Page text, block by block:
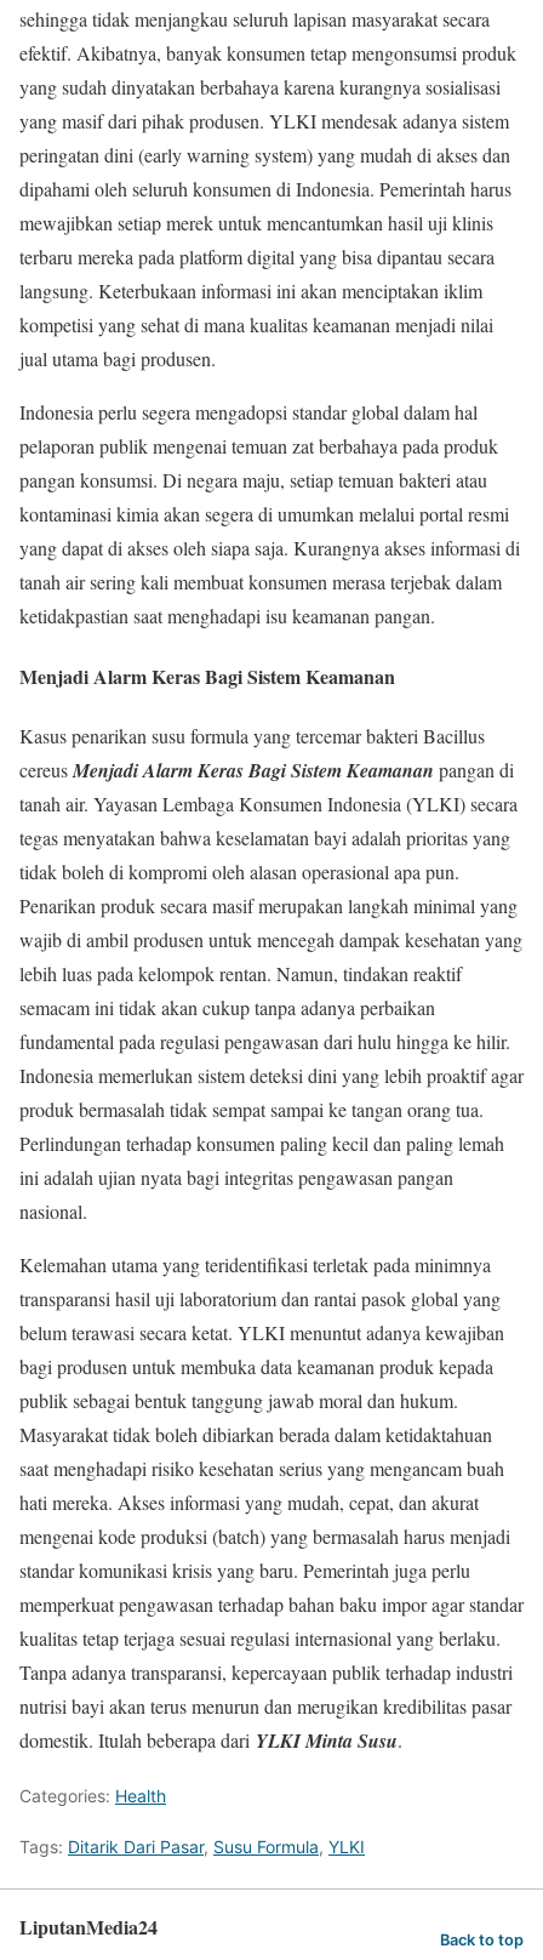
sehingga tidak menjangkau seluruh lapisan masyarakat secara
efektif. Akibatnya, banyak konsumen tetap mengonsumsi produk
yang sudah dinyatakan berbahaya karena kurangnya sosialisasi
yang masif dari pihak produsen. YLKI mendesak adanya sistem
peringatan dini (early warning system) yang mudah di akses dan
dipahami oleh seluruh konsumen di Indonesia. Pemerintah harus
mewajibkan setiap merek untuk mencantumkan hasil uji klinis
terbaru mereka pada platform digital yang bisa dipantau secara
langsung. Keterbukaan informasi ini akan menciptakan iklim
kompetisi yang sehat di mana kualitas keamanan menjadi nilai
jual utama bagi produsen.
Indonesia perlu segera mengadopsi standar global dalam hal
pelaporan publik mengenai temuan zat berbahaya pada produk
pangan konsumsi. Di negara maju, setiap temuan bakteri atau
kontaminasi kimia akan segera di umumkan melalui portal resmi
yang dapat di akses oleh siapa saja. Kurangnya akses informasi di
tanah air sering kali membuat konsumen merasa terjebak dalam
ketidakpastian saat menghadapi isu keamanan pangan.
Menjadi Alarm Keras Bagi Sistem Keamanan
Kasus penarikan susu formula yang tercemar bakteri Bacillus
cereusMenjadi Alarm Keras Bagi Sistem Keamanan pangan di
tanah air. Yayasan Lembaga Konsumen Indonesia (YLKI) secara
tegas menyatakan bahwa keselamatan bayi adalah prioritas yang
tidak boleh di kompromi oleh alasan operasional apa pun.
Penarikan produk secara masif merupakan langkah minimal yang
wajib di ambil produsen untuk mencegah dampak kesehatan yang
lebih luas pada kelompok rentan. Namun, tindakan reaktif
semacam ini tidak akan cukup tanpa adanya perbaikan
fundamental pada regulasi pengawasan dari hulu hingga ke hilir.
Indonesia memerlukan sistem deteksi dini yang lebih proaktif agar
produk bermasalah tidak sempat sampai ke tangan orang tua.
Perlindungan terhadap konsumen paling kecil dan paling lemah
ini adalah ujian nyata bagi integritas pengawasan pangan
nasional.
Kelemahan utama yang teridentifikasi terletak pada minimnya
transparansi hasil uji laboratorium dan rantai pasok global yang
belum terawasi secara ketat. YLKI menuntut adanya kewajiban
bagi produsen untuk membuka data keamanan produk kepada
publik sebagai bentuk tanggung jawab moral dan hukum.
Masyarakat tidak boleh dibiarkan berada dalam ketidaktahuan
saat menghadapi risiko kesehatan serius yang mengancam buah
hati mereka. Akses informasi yang mudah, cepat, dan akurat
mengenai kode produksi (batch) yang bermasalah harus menjadi
standar komunikasi krisis yang baru. Pemerintah juga perlu
memperkuat pengawasan terhadap bahan baku impor agar standar
kualitas tetap terjaga sesuai regulasi internasional yang berlaku.
Tanpa adanya transparansi, kepercayaan publik terhadap industri
nutrisi bayi akan terus menurun dan merugikan kredibilitas pasar
domestik. Itulah beberapa dari YLKI Minta Susu.
Categories: Health
Tags: Ditarik Dari Pasar, Susu Formula, YLKI
LiputanMedia24 Back to top